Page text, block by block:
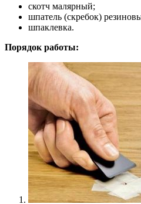
скотч малярный;
шпатель (скребок)
шпаклевка.
Порядок работы: